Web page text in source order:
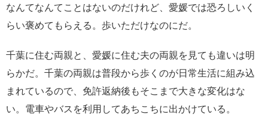
なんてなんてことはないのだけれど、愛媛では恐ろしいく
らい褒めてもらえる。歩いただけなのにだ。
千葉に住む両親と、愛媛に住む夫の両親を見ても違いは明
らかだ。千葉の両親は普段から歩くのが日常生活に組み込
まれているので、免許返納後もそこまで大きな変化はな
い。電車やバスを利用してあちこちに出かけている。